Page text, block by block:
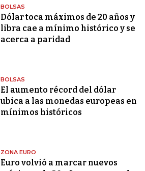
BOLSAS
Dólar toca máximos de 20 años y
libra cae a mínimo histórico y se
acerca a paridad
BOLSAS
El aumento récord del dólar
ubica a las monedas europeas en
mínimos históricos
ZONA EURO
Euro volvió a marcar nuevos